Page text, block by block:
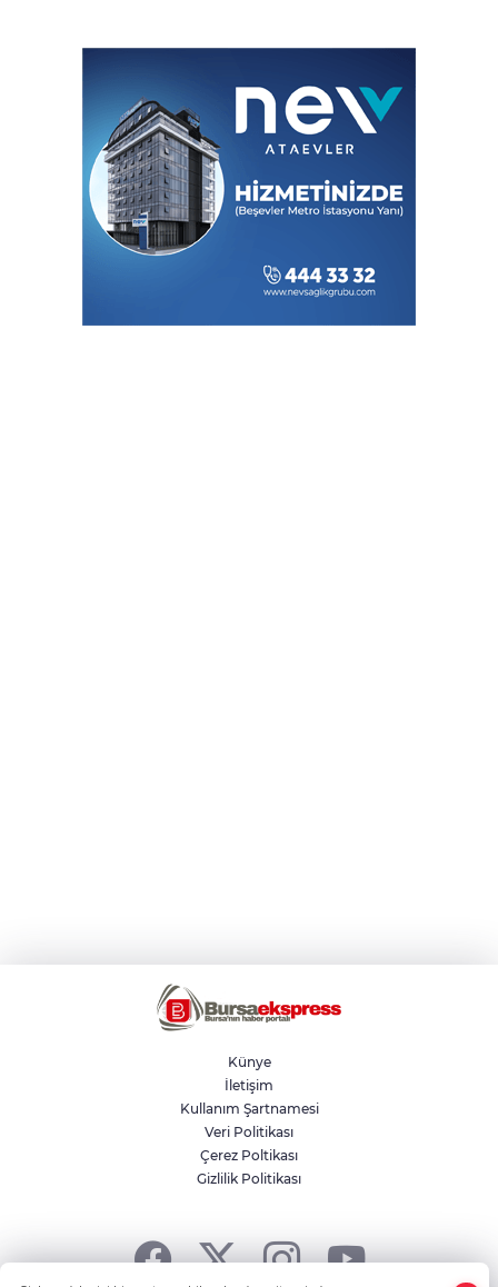
Künye
İletişim
Kullanım Şartnamesi
Veri Politikası
Çerez Poltikası
Gizlilik Politikası